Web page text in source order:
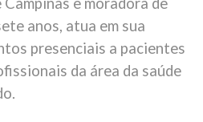
anos, atua em sua
presenciais a pacientes
da área da saúde